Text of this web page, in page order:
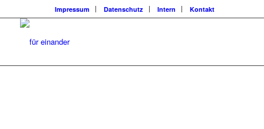
Impressum Datenschutz Intern Kontakt